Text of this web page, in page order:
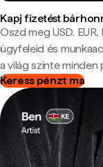
Kapj fizetést
Oszd meg USD,
ügyfeleid és
a világ szinte minden
Keress pénzt ma